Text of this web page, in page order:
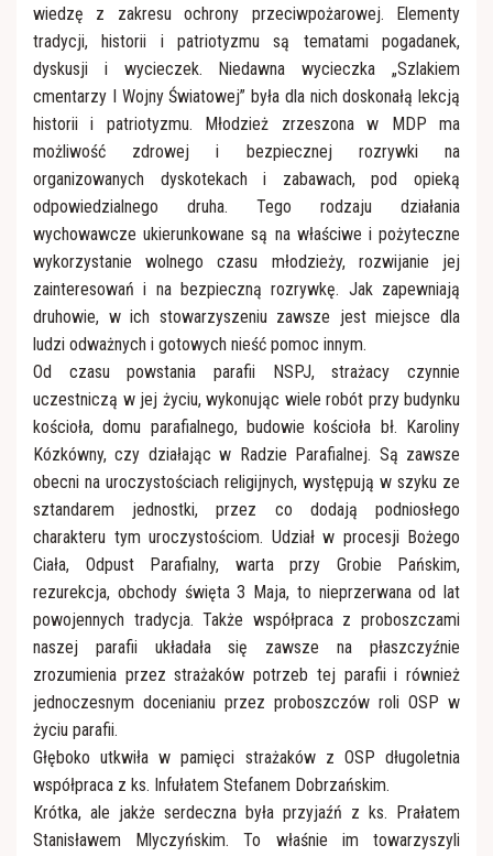
wiedzę z zakresu ochrony przeciwpożarowej. Elementy
tradycji, historii i patriotyzmu są tematami pogadanek,
dyskusji i wycieczek. Niedawna wycieczka „Szlakiem
cmentarzy I Wojny Światowej” była dla nich doskonałą lekcją
historii i patriotyzmu. Młodzież zrzeszona w MDP ma
możliwość zdrowej i bezpiecznej rozrywki na
organizowanych dyskotekach i zabawach, pod opieką
odpowiedzialnego druha. Tego rodzaju działania
wychowawcze ukierunkowane są na właściwe i pożyteczne
wykorzystanie wolnego czasu młodzieży, rozwijanie jej
zainteresowań i na bezpieczną rozrywkę. Jak zapewniają
druhowie, w ich stowarzyszeniu zawsze jest miejsce dla
ludzi odważnych i gotowych nieść pomoc innym.
Od czasu powstania parafii NSPJ, strażacy czynnie
uczestniczą w jej życiu, wykonując wiele robót przy budynku
kościoła, domu parafialnego, budowie kościoła bł. Karoliny
Kózkówny, czy działając w Radzie Parafialnej. Są zawsze
obecni na uroczystościach religijnych, występują w szyku ze
sztandarem jednostki, przez co dodają podniosłego
charakteru tym uroczystościom. Udział w procesji Bożego
Ciała, Odpust Parafialny, warta przy Grobie Pańskim,
rezurekcja, obchody święta 3 Maja, to nieprzerwana od lat
powojennych tradycja. Także współpraca z proboszczami
naszej parafii układała się zawsze na płaszczyźnie
zrozumienia przez strażaków potrzeb tej parafii i również
jednoczesnym docenianiu przez proboszczów roli OSP w
życiu parafii.
Głęboko utkwiła w pamięci strażaków z OSP długoletnia
współpraca z ks. Infułatem Stefanem Dobrzańskim.
Krótka, ale jakże serdeczna była przyjaźń z ks. Prałatem
Stanisławem Mlyczyńskim. To właśnie im towarzyszyli